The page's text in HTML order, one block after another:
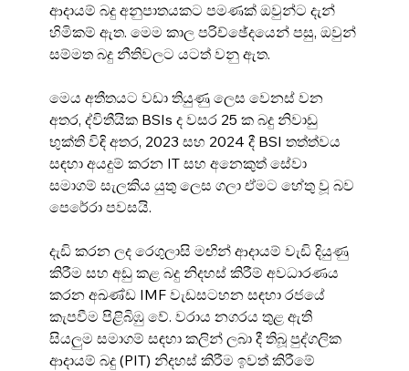
ආදායම් බදු අනුපාතයකට පමණක් ඔවුන්ට දැන්
හිමිකම් ඇත. මෙම කාල පරිච්ඡේදයෙන් පසු, ඔවුන්
සම්මත බදු නීතිවලට යටත් වනු ඇත.
මෙය අතීතයට වඩා තියුණු ලෙස වෙනස් වන
අතර, ද්විතීයික BSIs ද වසර 25 ක බදු නිවාඩු
භුක්ති විඳි අතර, 2023 සහ 2024 දී BSI තත්ත්වය
සඳහා අයදුම් කරන IT සහ අනෙකුත් සේවා
සමාගම් සැලකිය යුතු ලෙස ගලා ඒමට හේතු වූ බව
පෙරේරා පවසයි.
දැඩි කරන ලද රෙගුලාසි මඟින් ආදායම් වැඩි දියුණු
කිරීම සහ අඩු කළ බදු නිදහස් කිරීම් අවධාරණය
කරන අඛණ්ඩ IMF වැඩසටහන සඳහා රජයේ
කැපවීම පිළිබිඹු වේ. වරාය නගරය තුළ ඇති
සියලුම සමාගම් සඳහා කලින් ලබා දී තිබූ පුද්ගලික
ආදායම් බදු (PIT) නිදහස් කිරීම ඉවත් කිරීමේ